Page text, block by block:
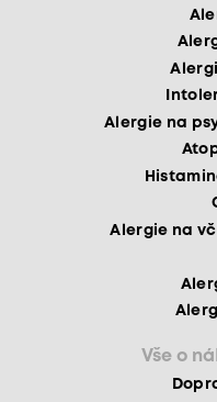
Alergie na
Alergie na
Vše o